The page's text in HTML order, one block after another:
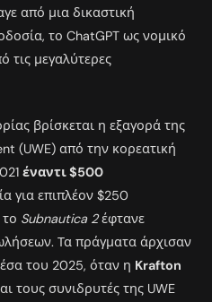
από μια δικαστική
το ChatGPT ως νομικό
τις μεγαλύτερες
βρίσκεται η εξαγορά της
(UWE) από την κορεατική
έναντι $500
για επιπλέον $250
Subnautica 2έφτανε
Τα πράγματα άρχισαν
του 2025, όταν η Krafton
τους συνιδρυτές της UWE